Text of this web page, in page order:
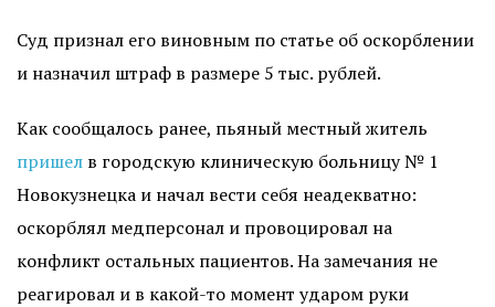
Суд признал его виновным по статье об оскорблении
и назначил штраф в размере 5 тыс. рублей.
Как сообщалось ранее, пьяный местный житель
пришел в городскую клиническую больницу № 1
Новокузнецка и начал вести себя неадекватно:
оскорблял медперсонал и провоцировал на
конфликт остальных пациентов. На замечания не
реагировал и в какой-то момент ударом руки